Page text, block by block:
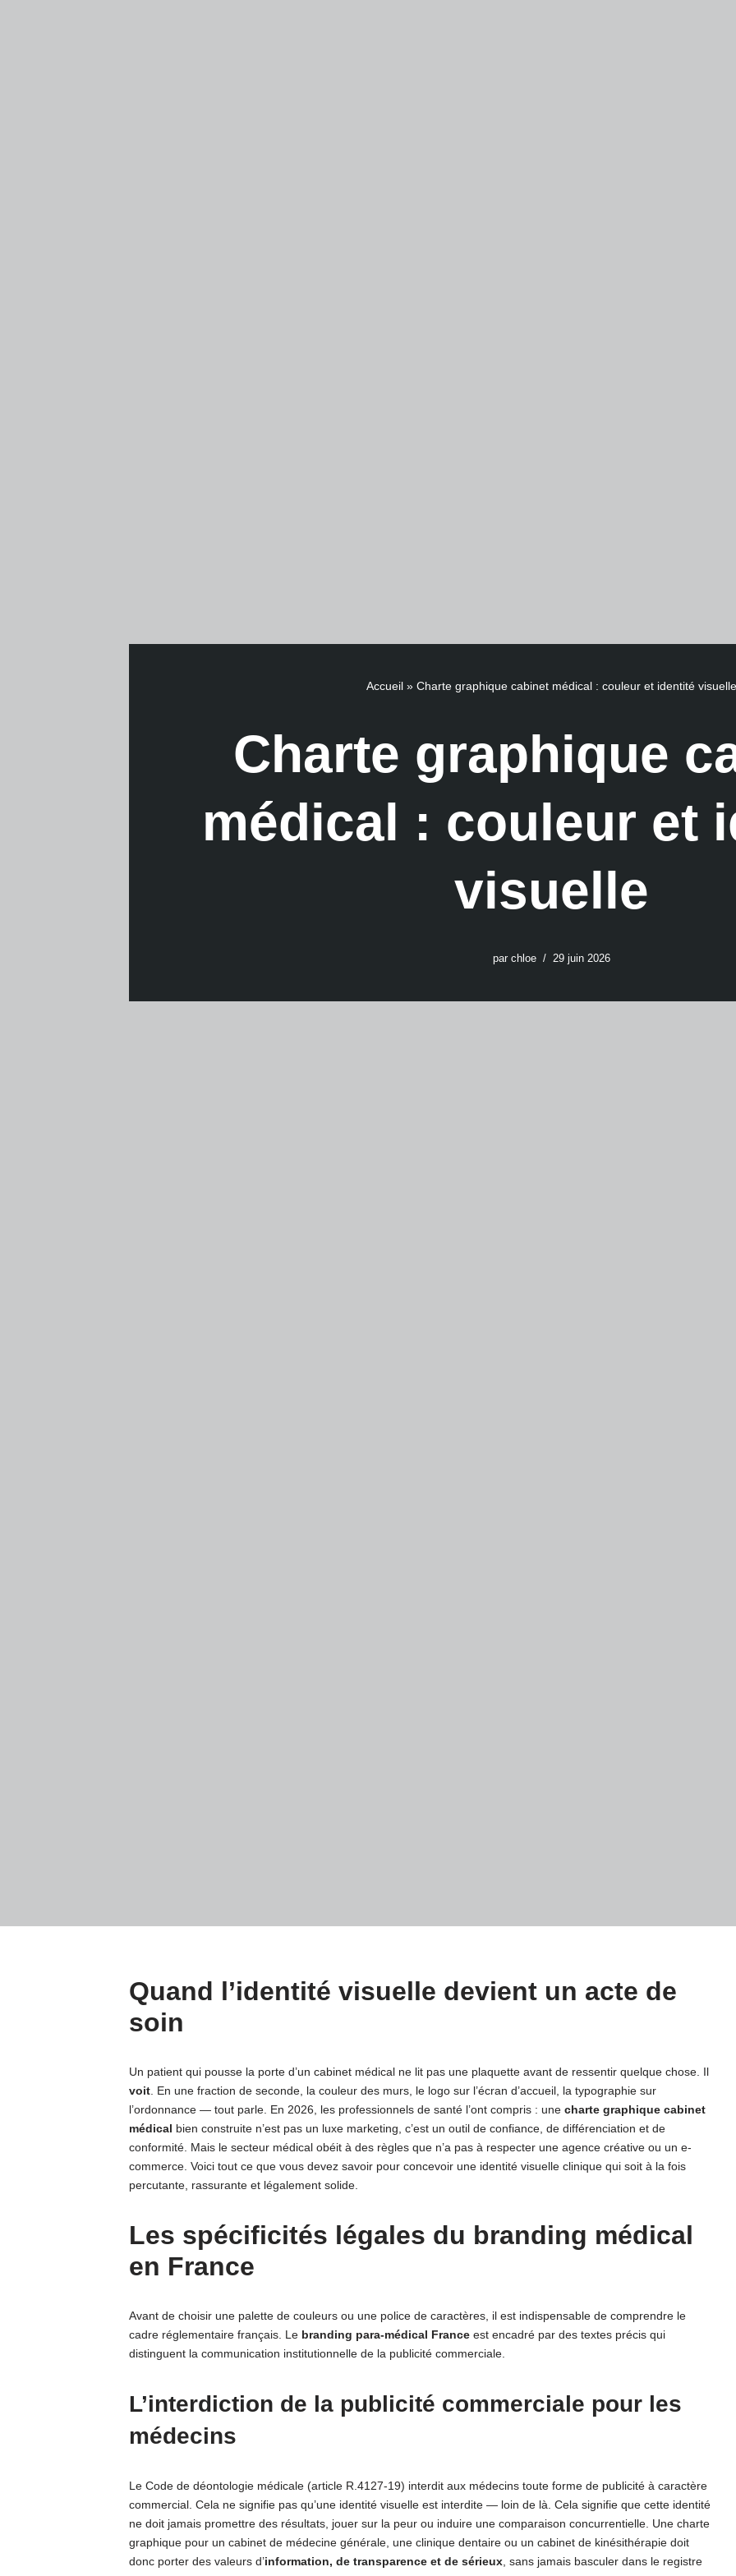
Accueil» Charte graphique cabinet médical : couleur et identité visuelle
Charte graphique
médical : couleur et
visuelle
par chloe 29 juin 2026
Quand l’identité visuelle devient un acte de
soin
Un patient qui pousse la porte d’un cabinet médical ne lit pas une plaquette avant de ressentir quelque chose. Il
voit . En une fraction de seconde, la couleur des murs, le logo sur l’écran d’accueil, la typographie sur
l’ordonnance — tout parle. En 2026, les professionnels de santé l’ont compris : une charte graphique cabinet
médical bien construite n’est pas un luxe marketing, c’est un outil de confiance, de différenciation et de
conformité. Mais le secteur médical obéit à des règles que n’a pas à respecter une agence créative ou un e-
commerce. Voici tout ce que vous devez savoir pour concevoir une identité visuelle clinique qui soit à la fois
percutante, rassurante et légalement solide.
Les spécificités légales du branding médical
en France
Avant de choisir une palette de couleurs ou une police de caractères, il est indispensable de comprendre le
cadre réglementaire français. Le branding para-médical France est encadré par des textes précis qui
distinguent la communication institutionnelle de la publicité commerciale.
L’interdiction de la publicité commerciale pour les
médecins
Le Code de déontologie médicale (article R.4127-19) interdit aux médecins toute forme de publicité à caractère
commercial. Cela ne signifie pas qu’une identité visuelle est interdite — loin de là. Cela signifie que cette identité
ne doit jamais promettre des résultats, jouer sur la peur ou induire une comparaison concurrentielle. Une charte
graphique pour un cabinet de médecine générale, une clinique dentaire ou un cabinet de kinésithérapie doit
donc porter des valeurs d’information, de transparence et de sérieux , sans jamais basculer dans le registre